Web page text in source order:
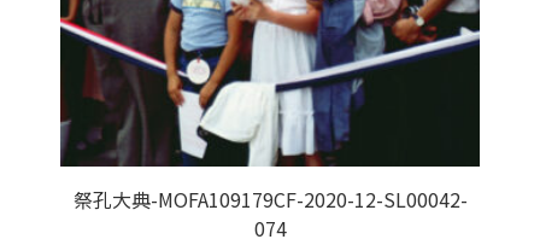
祭孔大典-MOFA109179CF-2020-12-SL00042-
074